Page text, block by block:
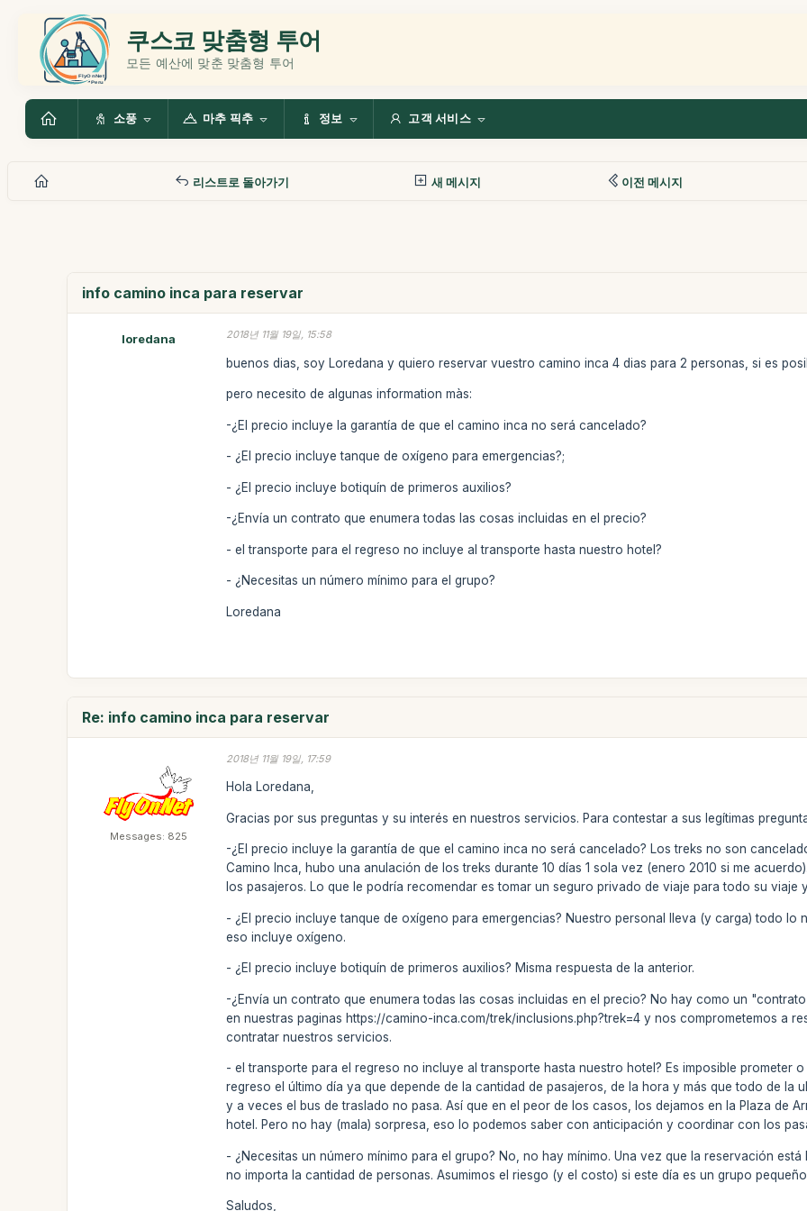
쿠스코 맞춤형 투어
모든 예산에 맞춘 맞춤형 투어
소풍 마추 픽추 정보 고객 서비스
리스트로 돌아가기 새 메시지 이전 메시지
info camino inca para reservar
loredana 2018년 11월 19일, 15:58
buenos dias, soy Loredana y quiero reservar vuestro camino inca 4 dias para 2 personas, si es
pero necesito de algunas information màs:
-¿El precio incluye la garantía de que el camino inca no será cancelado?
- ¿El precio incluye tanque de oxígeno para emergencias?;
- ¿El precio incluye botiquín de primeros auxilios?
-¿Envía un contrato que enumera todas las cosas incluidas en el precio?
- el transporte para el regreso no incluye al transporte hasta nuestro hotel?
- ¿Necesitas un número mínimo para el grupo?
Loredana
Re: info camino inca para reservar
Messages: 825
2018년 11월 19일, 17:59
Hola Loredana,
Gracias por sus preguntas y su interés en nuestros servicios. Para contestar a sus legítimas
-¿El precio incluye la garantía de que el camino inca no será cancelado? Los treks no son
Camino Inca, hubo una anulación de los treks durante 10 días 1 sola vez (enero 2010 si me
los pasajeros. Lo que le podría recomendar es tomar un seguro privado de viaje para todo su viaje
- ¿El precio incluye tanque de oxígeno para emergencias? Nuestro personal lleva (y carga) todo lo
eso incluye oxígeno.
- ¿El precio incluye botiquín de primeros auxilios? Misma respuesta de la anterior.
-¿Envía un contrato que enumera todas las cosas incluidas en el precio? No hay como un
en nuestras paginas https://camino-inca.com/trek/inclusions.php?trek=4 y nos comprometemos a
contratar nuestros servicios.
- el transporte para el regreso no incluye al transporte hasta nuestro hotel? Es imposible prometer
regreso el último día ya que depende de la cantidad de pasajeros, de la hora y más que todo de la
y a veces el bus de traslado no pasa. Así que en el peor de los casos, los dejamos en la Plaza de
hotel. Pero no hay (mala) sorpresa, eso lo podemos saber con anticipación y coordinar con los
- ¿Necesitas un número mínimo para el grupo? No, no hay mínimo. Una vez que la reservación
no importa la cantidad de personas. Asumimos el riesgo (y el costo) si este día es un grupo
Saludos,